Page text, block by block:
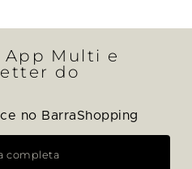
App Multi e
do
no BarraShopping
completa